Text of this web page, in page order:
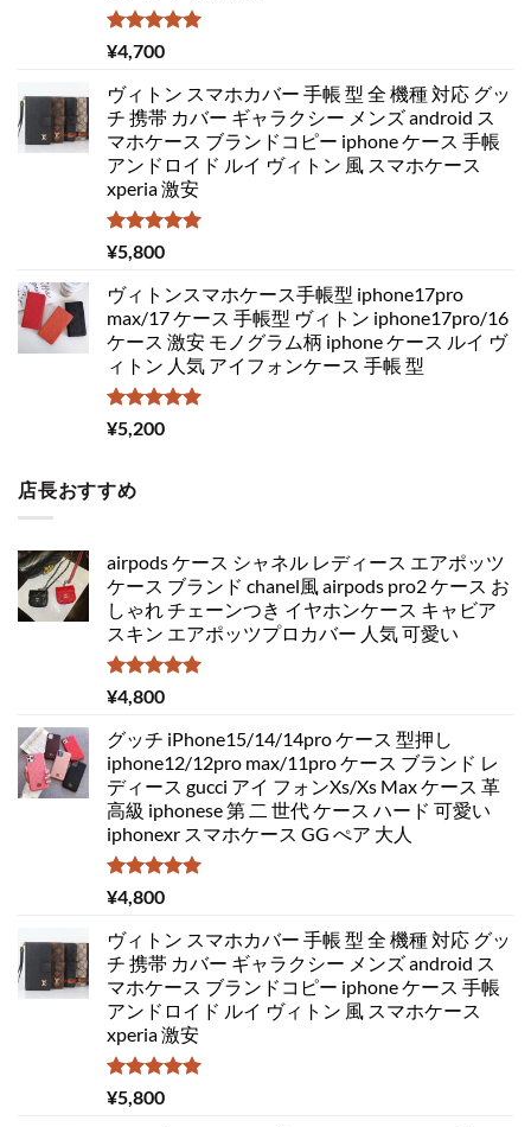
5段階中
5.00
¥4,700
ヴィトン スマホカバー 手帳 型 全 機種 対応 グッ
チ 携帯 カバー ギャラクシー メンズ android ス
マホケース ブランドコピー iphone ケース 手帳
アンドロイド ルイ ヴィトン 風 スマホケース
xperia 激安
5段階中
5.00
¥5,800
ヴィトンスマホケース手帳型 iphone17pro
max/17 ケース 手帳型 ヴィトン iphone17pro/16
ケース 激安 モノグラム柄 iphone ケース ルイ ヴ
ィトン 人気 アイフォンケース 手帳 型
5段階中
5.00
¥5,200
店長おすすめ
airpods ケース シャネル レディース エアポッツ
ケース ブランド chanel風 airpods pro2 ケース お
しゃれ チェーンつき イヤホンケース キャビア
スキン エアポッツプロカバー 人気 可愛い
5段階中
5.00
¥4,800
グッチ iPhone15/14/14pro ケース 型押し
iphone12/12pro max/11pro ケース ブランド レ
ディース gucci アイ フォンXs/Xs Max ケース 革
高級 iphonese 第 二 世代 ケース ハード 可愛い
iphonexr スマホケース GG ぺア 大人
5段階中
5.00
¥4,800
ヴィトン スマホカバー 手帳 型 全 機種 対応 グッ
チ 携帯 カバー ギャラクシー メンズ android ス
マホケース ブランドコピー iphone ケース 手帳
アンドロイド ルイ ヴィトン 風 スマホケース
xperia 激安
5段階中
5.00
¥5,800